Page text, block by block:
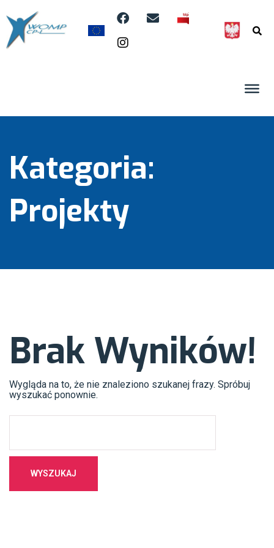
Kategoria:
Projekty
Brak Wyników!
Wygląda na to, że nie znaleziono szukanej frazy. Spróbuj
wyszukać ponownie.
WYSZUKAJ